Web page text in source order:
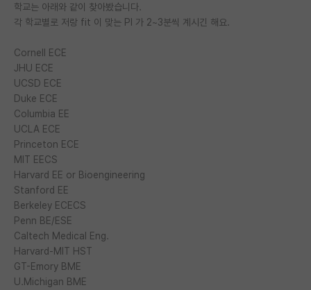
학교는 아래와 같이 찾아봤습니다.
각 학교별로 저랑 fit 이 맞는 PI 가 2~3분씩 계시긴 해요.
Cornell ECE
JHU ECE
UCSD ECE
Duke ECE
Columbia EE
UCLA ECE
Princeton ECE
MIT EECS
Harvard EE or Bioengineering
Stanford EE
Berkeley ECECS
Penn BE/ESE
Caltech Medical Eng.
Harvard-MIT HST
GT-Emory BME
U.Michigan BME